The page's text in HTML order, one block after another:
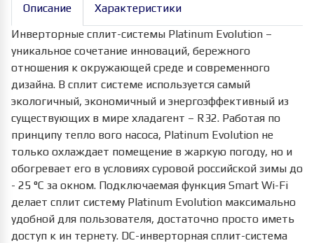
Описание
Характеристики
Инверторные сплит-системы Platinum Evolution –
уникальное сочетание инноваций, бережного
отношения к окружающей среде и современного
дизайна. В сплит системе используется самый
экологичный, экономичный и энергоэффективный из
существующих в мире хладагент – R32. Работая по
принципу тепло вого насоса, Platinum Evolution не
только охлаждает помещение в жаркую погоду, но и
обогревает его в условиях суровой российской зимы до
- 25 °С за окном. Подключаемая функция Smart Wi-Fi
делает сплит систему Platinum Evolution максимально
удобной для пользователя, достаточно просто иметь
доступ к ин тернету. DC-инверторная сплит-система